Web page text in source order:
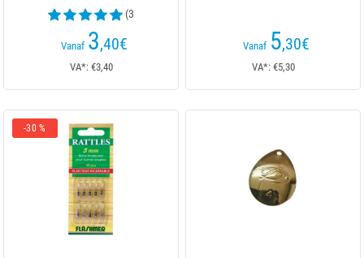
(3
beoordelingen)
Vanaf 3,40€
VA*: €3,40
Vanaf 5,30€
VA*: €5,30
-30 %